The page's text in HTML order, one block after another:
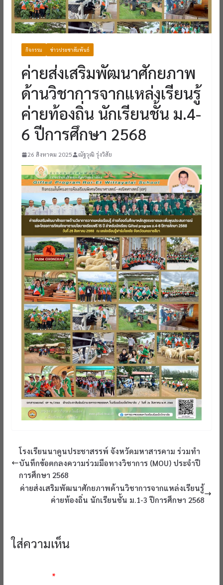
กิจกรรม ข่าวประชาสัมพันธ์
ค่ายส่งเสริมพัฒนาศักยภาพ
ด้านวิชาการจากแหล่งเรียนรู้
ค่ายท้องถิ่น นักเรียนชั้น ม.4-
6 ปีการศึกษา 2568
26 สิงหาคม 2025 ณัฐวุฒิ รุ่งวิสัย
โรงเรียนนาดูนประชาสรรพ์ จังหวัดมหาสารคาม ร่วมทำ
บันทึกข้อตกลงความร่วมมือทางวิชาการ (MOU) ประจำปี
การศึกษา 2568
ค่ายส่งเสริมพัฒนาศักยภาพด้านวิชาการจากแหล่งเรียนรู้
ค่ายท้องถิ่น นักเรียนชั้น ม.1-3 ปีการศึกษา 2568
ใส่ความเห็น
*